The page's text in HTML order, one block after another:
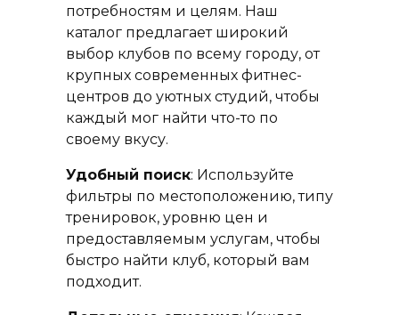
потребностям и целям. Наш
каталог предлагает широкий
выбор клубов по всему городу, от
крупных современных фитнес-
центров до уютных студий, чтобы
каждый мог найти что-то по
своему вкусу.
Удобный поиск: Используйте
фильтры по местоположению, типу
тренировок, уровню цен и
предоставляемым услугам, чтобы
быстро найти клуб, который вам
подходит.